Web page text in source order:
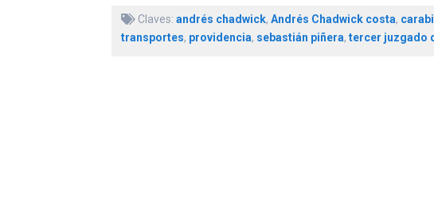
Claves: andrés chadwick, Andrés Chadwick costa,
transportes, providencia, sebastián piñera, tercer juzgado